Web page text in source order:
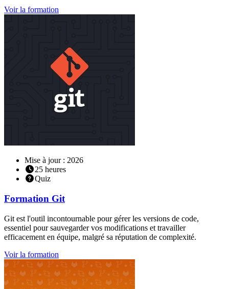
Voir la formation
Mise à jour : 2026
25 heures
Quiz
Formation Git
Git est l'outil incontournable pour gérer les versions de code,
essentiel pour sauvegarder vos modifications et travailler
efficacement en équipe, malgré sa réputation de complexité.
Voir la formation